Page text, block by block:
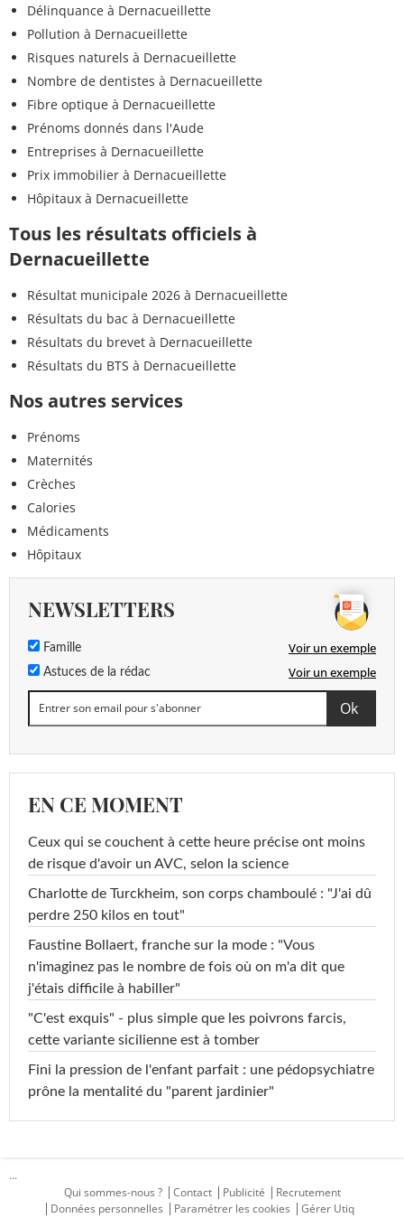
Délinquance à Dernacueillette
Pollution à Dernacueillette
Risques naturels à Dernacueillette
Nombre de dentistes à Dernacueillette
Fibre optique à Dernacueillette
Prénoms donnés dans l'Aude
Entreprises à Dernacueillette
Prix immobilier à Dernacueillette
Hôpitaux à Dernacueillette
Tous les résultats officiels à
Dernacueillette
Résultat municipale 2026 à Dernacueillette
Résultats du bac à Dernacueillette
Résultats du brevet à Dernacueillette
Résultats du BTS à Dernacueillette
Nos autres services
Prénoms
Maternités
Crèches
Calories
Médicaments
Hôpitaux
NEWSLETTERS
Famille Voir un exemple
Astuces de la rédac Voir un exemple
EN CE MOMENT
Ceux qui se couchent à cette heure précise ont moins
de risque d'avoir un AVC, selon la science
Charlotte de Turckheim, son corps chamboulé : "J'ai dû
perdre 250 kilos en tout"
Faustine Bollaert, franche sur la mode : "Vous
n'imaginez pas le nombre de fois où on m'a dit que
j'étais difficile à habiller"
"C'est exquis" - plus simple que les poivrons farcis,
cette variante sicilienne est à tomber
Fini la pression de l'enfant parfait : une pédopsychiatre
prône la mentalité du "parent jardinier"
...
Qui sommes-nous ?
Contact Publicité
Recrutement
Données personnelles
Paramétrer les cookies
Gérer Utiq